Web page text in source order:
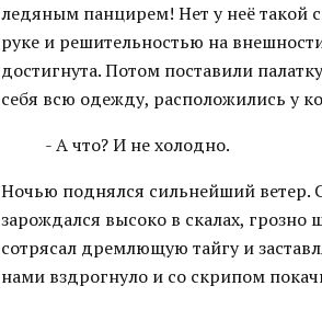
ледяным панцирем! Нет у неё такой
руке и решительностью на
достигнута. Потом поставили
себя всю одежду, расположились у
- А что? И не холодно.
Ночью поднялся сильнейший ветер.
зарождался высоко в скалах,
сотрясал дремлющую тайгу и
нами вздрогнуло и со скрипом